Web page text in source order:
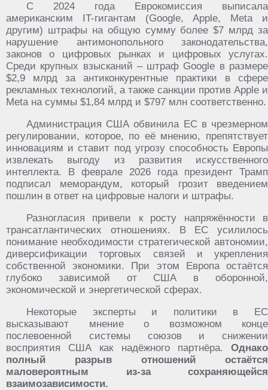
С 2024 года Еврокомиссия выписала
американским IT-гигантам (Google, Apple, Meta и
другим) штрафы на общую сумму более $7 млрд за
нарушение антимонопольного законодательства,
законов о цифровых рынках и цифровых услугах.
Среди крупных взысканий – штраф Google в размере
$2,9 млрд за антиконкурентные практики в сфере
рекламных технологий, а также санкции против Apple и
Meta на суммы $1,84 млрд и $797 млн соответственно.
Администрация США обвинила ЕС в чрезмерном
регулировании, которое, по её мнению, препятствует
инновациям и ставит под угрозу способность Европы
извлекать выгоду из развития искусственного
интеллекта. В феврале 2026 года президент Трамп
подписал меморандум, который грозит введением
пошлин в ответ на цифровые налоги и штрафы.
Разногласия привели к росту напряжённости в
трансатлантических отношениях. В ЕС усилилось
понимание необходимости стратегической автономии,
диверсификации торговых связей и укрепления
собственной экономики. При этом Европа остаётся
глубоко зависимой от США в оборонной,
экономической и энергетической сферах.
Некоторые эксперты и политики в ЕС
высказывают мнение о возможном конце
послевоенной системы союзов и снижении
восприятия США как надёжного партнёра. Однако
полный разрыв отношений остаётся
маловероятным из-за сохраняющейся
взаимозависимости.